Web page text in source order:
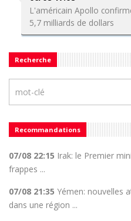
L'américain Apollo
5,7 milliards de dollars
Recherche
Recommandations
07/08 22:15 Irak: le Premier
frappes ...
07/08 21:35 Yémen: nouvelles
dans une région ...